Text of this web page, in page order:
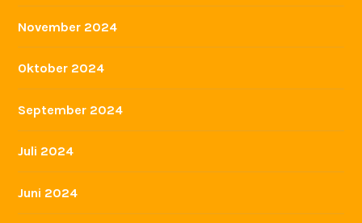
November 2024
Oktober 2024
September 2024
Juli 2024
Juni 2024